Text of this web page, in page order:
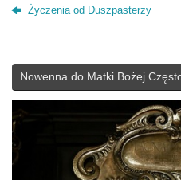
Życzenia od Duszpasterzy
Nowenna do Matki Bożej